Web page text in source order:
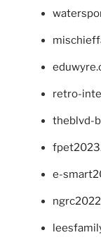
retro-
theblvd-
e-